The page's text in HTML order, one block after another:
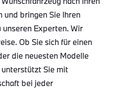
und bringen Sie Ihren
Experten. Wir
Ob Sie sich für einen
die neuesten Modelle
unterstützt Sie mit
bei jeder